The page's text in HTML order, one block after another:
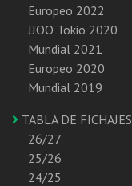
Europeo 2022
JJOO Tokio 2020
Mundial 2021
Europeo 2020
Mundial 2019
TABLA DE FICHAJES
26/27
25/26
24/25